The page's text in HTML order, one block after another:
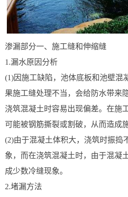
渗漏部分一、施工缝和伸缩缝
1.漏水原因分析
(1)因施工缺陷，池体底板和池壁混
果施工缝处理不当，会给防水带来
浇筑混凝土时容易出现偏差。在施
可能被钢筋撕裂或割破，从而造成
(2)由于混凝土体积大，浇筑时振捣
象，而在浇筑混凝土时，由于混凝
成少数冷缝现象。
2.堵漏方法